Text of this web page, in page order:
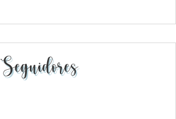
Seguidores